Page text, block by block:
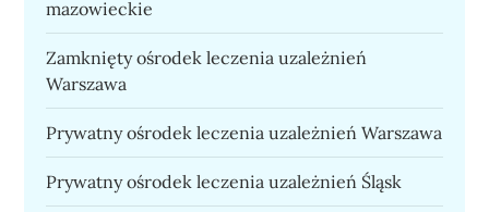
mazowieckie
Zamknięty ośrodek leczenia uzależnień
Warszawa
Prywatny ośrodek leczenia uzależnień Warszawa
Prywatny ośrodek leczenia uzależnień Śląsk